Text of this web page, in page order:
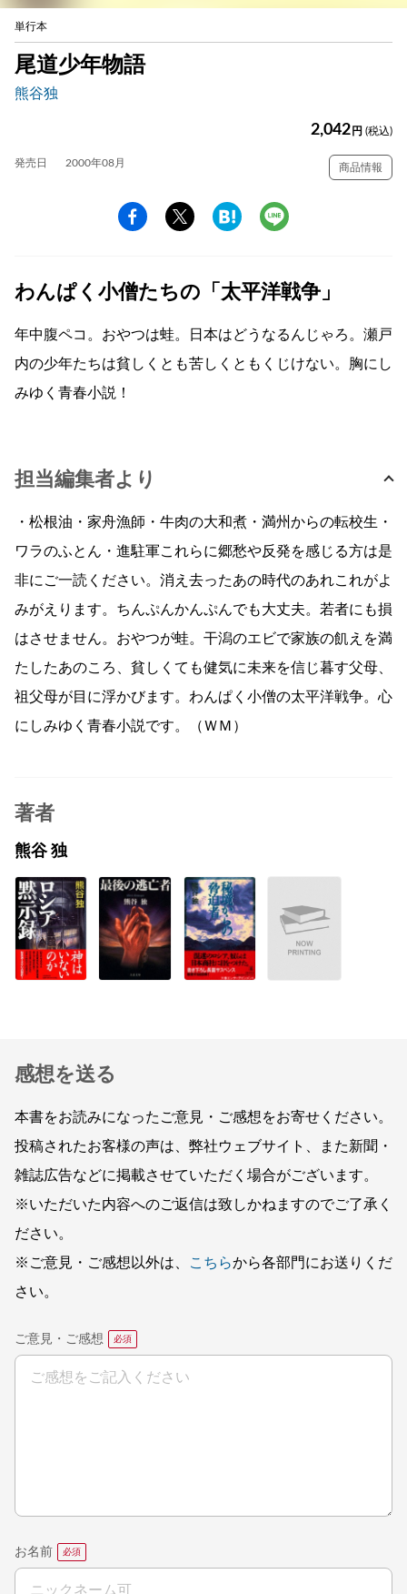
単行本
尾道少年物語
熊谷独
2,042 円 (税込)
発売日 2000年08月 商品情報
わんぱく小僧たちの「太平洋戦争」
年中腹ペコ。おやつは蛙。日本はどうなるんじゃろ。瀬戸
内の少年たちは貧しくとも苦しくともくじけない。胸にし
みゆく青春小説！
担当編集者より
・松根油・家舟漁師・牛肉の大和煮・満州からの転校生・
ワラのふとん・進駐軍これらに郷愁や反発を感じる方は是
非にご一読ください。消え去ったあの時代のあれこれがよ
みがえります。ちんぷんかんぷんでも大丈夫。若者にも損
はさせません。おやつが蛙。干潟のエビで家族の飢えを満
たしたあのころ、貧しくても健気に未来を信じ暮す父母、
祖父母が目に浮かびます。わんぱく小僧の太平洋戦争。心
にしみゆく青春小説です。（ＷＭ）
著者
熊谷 独
感想を送る
本書をお読みになったご意見・ご感想をお寄せください。
投稿されたお客様の声は、弊社ウェブサイト、また新聞・
雑誌広告などに掲載させていただく場合がございます。
※いただいた内容へのご返信は致しかねますのでご了承く
ださい。
※ご意見・ご感想以外は、
こちらから各部門にお送りくだ
さい。
ご意見・ご感想
お名前